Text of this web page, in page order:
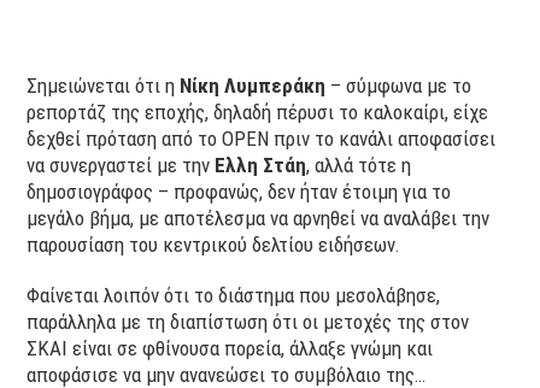
Σημειώνεται ότι η Νίκη Λυμπεράκη – σύμφωνα με το
ρεπορτάζ της εποχής, δηλαδή πέρυσι το καλοκαίρι, είχε
δεχθεί πρόταση από το OPEN πριν το κανάλι αποφασίσει
να συνεργαστεί με την Ελλη Στάη, αλλά τότε η
δημοσιογράφος – προφανώς, δεν ήταν έτοιμη για το
μεγάλο βήμα, με αποτέλεσμα να αρνηθεί να αναλάβει την
παρουσίαση του κεντρικού δελτίου ειδήσεων.
Φαίνεται λοιπόν ότι το διάστημα που μεσολάβησε,
παράλληλα με τη διαπίστωση ότι οι μετοχές της στον
ΣΚΑΙ είναι σε φθίνουσα πορεία, άλλαξε γνώμη και
αποφάσισε να μην ανανεώσει το συμβόλαιο της…